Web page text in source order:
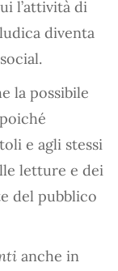
l’attività di
diventa
la possibile
e agli stessi
letture e dei
del pubblico
anche in